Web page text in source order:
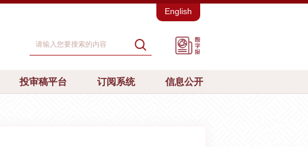
English
投审稿平台 订阅系统 信息公开